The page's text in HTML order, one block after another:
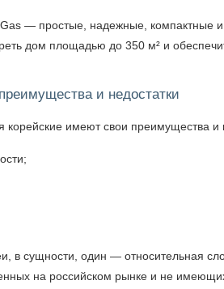
— простые, надежные, компактные и
дом площадью до 350 м² и
и недостатки
имеют свои преимущества
в сущности, один — относительная
на российском рынке и не